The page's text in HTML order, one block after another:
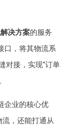
决方案的服务
口，将其物流系
对接，实现“订单
企业的核心优
，还能打通从